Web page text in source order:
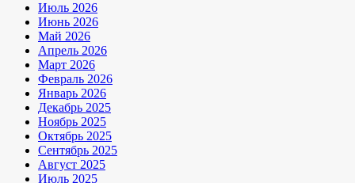
Июль 2026
Июнь 2026
Май 2026
Апрель 2026
Март 2026
Февраль 2026
Январь 2026
Декабрь 2025
Ноябрь 2025
Октябрь 2025
Сентябрь 2025
Август 2025
Июль 2025